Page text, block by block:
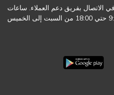
الاتصال بفريق دعم العملاء. ساعات